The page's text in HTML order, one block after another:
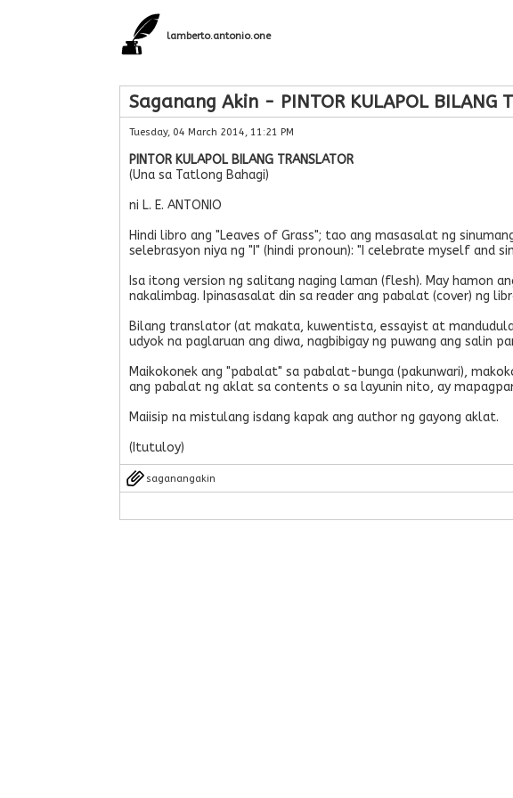
lamberto.antonio.one
Saganang Akin - PINTOR KULAPOL BILANG
Tuesday, 04 March 2014, 11:21 PM
PINTOR KULAPOL BILANG TRANSLATOR
(Una sa Tatlong Bahagi)
ni L. E. ANTONIO
Hindi libro ang "Leaves of Grass"; tao ang masasalat ng
selebrasyon niya ng "I" (hindi pronoun): "I celebrate myself and
Isa itong version ng salitang naging laman (flesh). May hamon
nakalimbag. Ipinasasalat din sa reader ang pabalat (cover) ng
Bilang translator (at makata, kuwentista, essayist at
udyok na paglaruan ang diwa, nagbibigay ng puwang ang salin
Maikokonek ang "pabalat" sa pabalat-bunga (pakunwari),
ang pabalat ng aklat sa contents o sa layunin nito, ay
Maiisip na mistulang isdang kapak ang author ng gayong aklat.
(Itutuloy)
saganangakin